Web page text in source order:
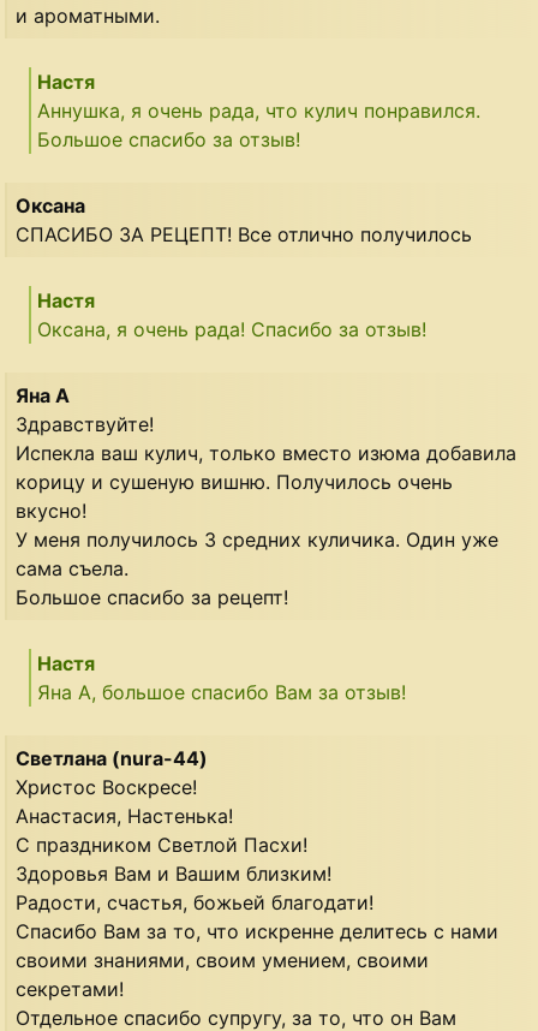
и ароматными.
Настя
Аннушка, я очень рада, что кулич понравился.
Большое спасибо за отзыв!
Оксана
СПАСИБО ЗА РЕЦЕПТ! Все отлично получилось
Настя
Оксана, я очень рада! Спасибо за отзыв!
Яна А
Здравствуйте!
Испекла ваш кулич, только вместо изюма добавила
корицу и сушеную вишню. Получилось очень
вкусно!
У меня получилось 3 средних куличика. Один уже
сама съела.
Большое спасибо за рецепт!
Настя
Яна А, большое спасибо Вам за отзыв!
Светлана (nura-44)
Христос Воскресе!
Анастасия, Настенька!
С праздником Светлой Пасхи!
Здоровья Вам и Вашим близким!
Радости, счастья, божьей благодати!
Спасибо Вам за то, что искренне делитесь с нами
своими знаниями, своим умением, своими
секретами!
Отдельное спасибо супругу, за то, что он Вам